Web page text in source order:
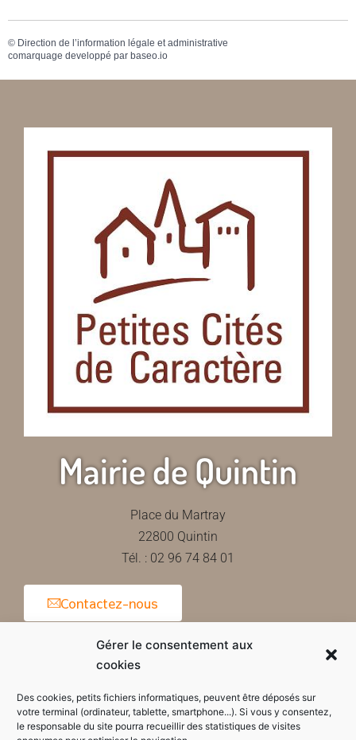
Gérer le consentement aux
cookies
Des cookies, petits fichiers informatiques, peuvent être déposés sur
votre terminal (ordinateur, tablette, smartphone...). Si vous y consentez,
le responsable du site pourra recueillir des statistiques de visites
© Direction de l’information légale et administrative
comarquage developpé par baseo.io
Mairie de Quintin
Place du Martray
22800 Quintin
Tél. : 02 96 74 84 01
Contactez-nous
Horaires d'ouverture de la mairie